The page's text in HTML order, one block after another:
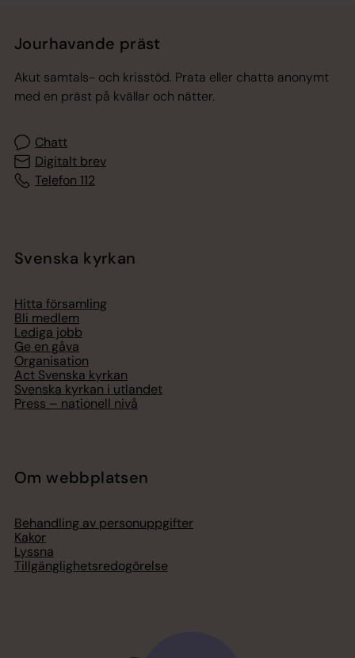
Jourhavande präst
Akut samtals- och krisstöd. Prata eller chatta anonymt
med en präst på kvällar och nätter.
Chatt
Digitalt brev
Telefon 112
Svenska kyrkan
Hitta församling
Bli medlem
Lediga jobb
Ge en gåva
Organisation
Act Svenska kyrkan
Svenska kyrkan i utlandet
Press – nationell nivå
Om webbplatsen
Behandling av personuppgifter
Kakor
Lyssna
Tillgänglighetsredogörelse